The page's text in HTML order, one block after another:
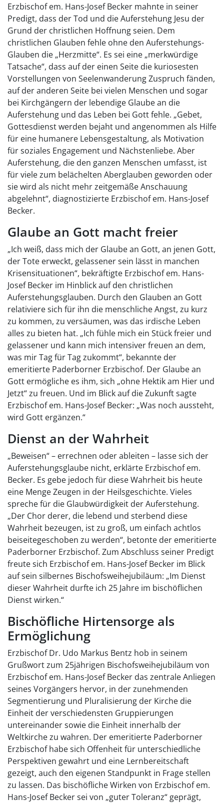
Erzbischof em. Hans-Josef Becker mahnte in seiner
Predigt, dass der Tod und die Auferstehung Jesu der
Grund der christlichen Hoffnung seien. Dem
christlichen Glauben fehle ohne den Auferstehungs-
Glauben die „Herzmitte“. Es sei eine „merkwürdige
Tatsache“, dass auf der einen Seite die kuriosesten
Vorstellungen von Seelenwanderung Zuspruch fänden,
auf der anderen Seite bei vielen Menschen und sogar
bei Kirchgängern der lebendige Glaube an die
Auferstehung und das Leben bei Gott fehle. „Gebet,
Gottesdienst werden bejaht und angenommen als Hilfe
für eine humanere Lebensgestaltung, als Motivation
für soziales Engagement und Nächstenliebe. Aber
Auferstehung, die den ganzen Menschen umfasst, ist
für viele zum belächelten Aberglauben geworden oder
sie wird als nicht mehr zeitgemäße Anschauung
abgelehnt“, diagnostizierte Erzbischof em. Hans-Josef
Becker.
Glaube an Gott macht freier
„Ich weiß, dass mich der Glaube an Gott, an jenen Gott,
der Tote erweckt, gelassener sein lässt in manchen
Krisensituationen“, bekräftigte Erzbischof em. Hans-
Josef Becker im Hinblick auf den christlichen
Auferstehungsglauben. Durch den Glauben an Gott
relativiere sich für ihn die menschliche Angst, zu kurz
zu kommen, zu versäumen, was das irdische Leben
alles zu bieten hat. „Ich fühle mich ein Stück freier und
gelassener und kann mich intensiver freuen an dem,
was mir Tag für Tag zukommt“, bekannte der
emeritierte Paderborner Erzbischof. Der Glaube an
Gott ermögliche es ihm, sich „ohne Hektik am Hier und
Jetzt“ zu freuen. Und im Blick auf die Zukunft sagte
Erzbischof em. Hans-Josef Becker: „Was noch aussteht,
wird Gott ergänzen.“
Dienst an der Wahrheit
„Beweisen“ – errechnen oder ableiten – lasse sich der
Auferstehungsglaube nicht, erklärte Erzbischof em.
Becker. Es gebe jedoch für diese Wahrheit bis heute
eine Menge Zeugen in der Heilsgeschichte. Vieles
spreche für die Glaubwürdigkeit der Auferstehung.
„Der Chor derer, die lebend und sterbend diese
Wahrheit bezeugen, ist zu groß, um einfach achtlos
beiseitegeschoben zu werden“, betonte der emeritierte
Paderborner Erzbischof. Zum Abschluss seiner Predigt
freute sich Erzbischof em. Hans-Josef Becker im Blick
auf sein silbernes Bischofsweihejubiläum: „Im Dienst
dieser Wahrheit durfte ich 25 Jahre im bischöflichen
Dienst wirken.“
Bischöfliche Hirtensorge als
Ermöglichung
Erzbischof Dr. Udo Markus Bentz hob in seinem
Grußwort zum 25jährigen Bischofsweihejubiläum von
Erzbischof em. Hans-Josef Becker das zentrale Anliegen
seines Vorgängers hervor, in der zunehmenden
Segmentierung und Pluralisierung der Kirche die
Einheit der verschiedensten Gruppierungen
untereinander sowie die Einheit innerhalb der
Weltkirche zu wahren. Der emeritierte Paderborner
Erzbischof habe sich Offenheit für unterschiedliche
Perspektiven gewahrt und eine Lernbereitschaft
gezeigt, auch den eigenen Standpunkt in Frage stellen
zu lassen. Das bischöfliche Wirken von Erzbischof em.
Hans-Josef Becker sei von „guter Toleranz“ geprägt,